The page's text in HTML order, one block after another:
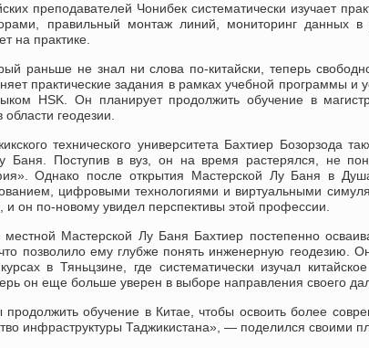
преподавателей Чонибек систематически изучает
правильный монтаж линий, мониторинг данных
на практике.
раньше не знал ни слова по-китайски, теперь
практические задания в рамках учебной программы и
HSK. Он планирует продолжить обучение в
геодезии.
технического университета Бахтиер Бозорзода
Баня. Поступив в вуз, он на время растерялся, не
Однако после открытия Мастерской Лу Баня в
цифровыми технологиями и виртуальными
и он по-новому увидел перспективы этой профессии.
Мастерской Лу Баня Бахтиер постепенно
позволило ему глубже понять инженерную геодезию.
в Тяньцзине, где систематически изучал
он еще больше уверен в выборе направления своего
обучение в Китае, чтобы освоить более
инфраструктуры Таджикистана», — поделился своими